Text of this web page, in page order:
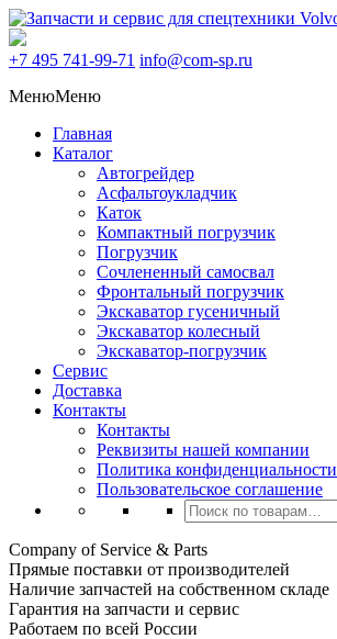
+7 495 741-99-71 info@com-sp.ru
МенюМеню
Главная
Каталог
Автогрейдер
Асфальтоукладчик
Каток
Компактный погрузчик
Погрузчик
Сочлененный самосвал
Фронтальный погрузчик
Экскаватор гусеничный
Экскаватор колесный
Экскаватор-погрузчик
Сервис
Доставка
Контакты
Контакты
Реквизиты нашей компании
Политика конфиденциальности
Пользовательское соглашение
Искать:
Company of Service & Parts
Прямые поставки от производителей
Наличие запчастей на собственном складе
Гарантия на запчасти и сервис
Работаем по всей России